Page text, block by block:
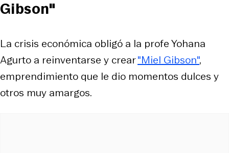
Gibson"
La crisis económica obligó a la profe Yohana
Agurto a reinventarse y crear"Miel Gibson",
emprendimiento que le dio momentos dulces y
otros muy amargos.